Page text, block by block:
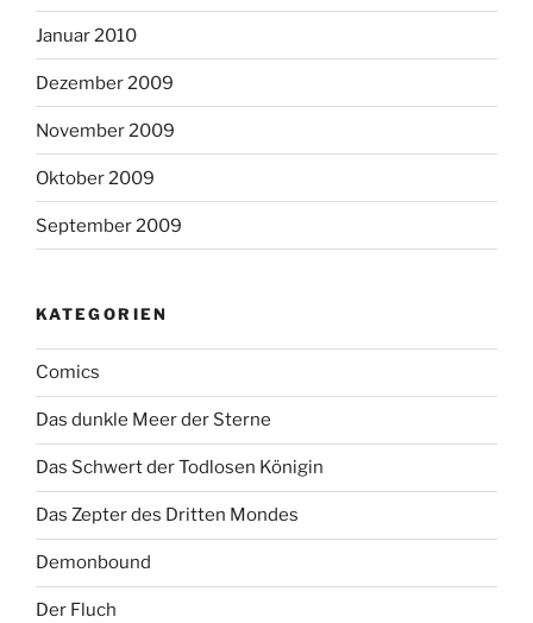
Januar 2010
Dezember 2009
November 2009
Oktober 2009
September 2009
KATEGORIEN
Comics
Das dunkle Meer der Sterne
Das Schwert der Todlosen Königin
Das Zepter des Dritten Mondes
Demonbound
Der Fluch